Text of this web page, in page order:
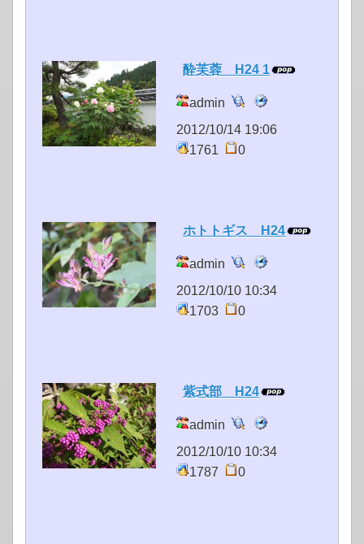
酔芙蓉 H24 1
admin
2012/10/14 19:06
1761
0
ホトトギス H24
admin
2012/10/10 10:34
1703
0
紫式部 H24
admin
2012/10/10 10:34
1787
0